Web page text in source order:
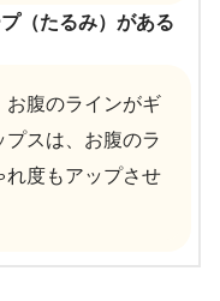
（たるみ）がある
お腹のラインがギ
プスは、お腹のラ
れ度もアップさせ